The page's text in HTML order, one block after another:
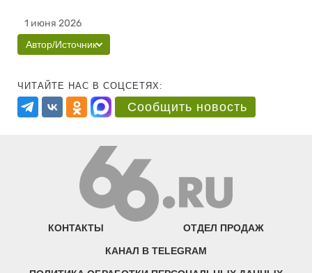
1 июня 2026
Автор/Источник
ЧИТАЙТЕ НАС В СОЦСЕТЯХ:
Сообщить новость
КОНТАКТЫ ОТДЕЛ ПРОДАЖ
КАНАЛ В TELEGRAM